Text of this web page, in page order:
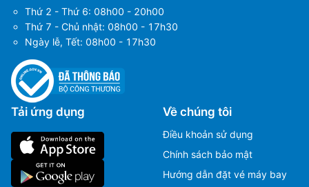
Thứ 2 - Thứ 6: 08h00 - 20h00
Thứ 7 - Chủ nhật: 08h00 - 17h30
Ngày lễ, Tết: 08h00 - 17h30
Tải ứng dụng Về chúng tôi
Điều khoản sử dụng
Chính sách bảo mật
Hướng dẫn đặt vé máy bay